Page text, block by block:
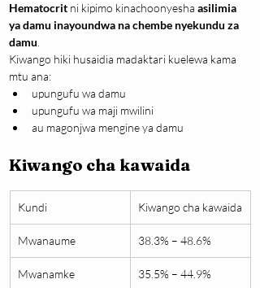
Hematocrit ni kipimo kinachoonyesha asilimia
ya damu inayoundwa na chembe nyekundu za
damu
Kiwango hiki husaidia madaktari kuelewa kama
mtu ana:
upungufu wa damu
upungufu wa maji mwilini
au magonjwa mengine ya damu
Kiwango cha kawaida
Kundi Kiwango cha kawaida
Mwanaume 38.3% – 48.6%
Mwanamke 35.5% – 44.9%